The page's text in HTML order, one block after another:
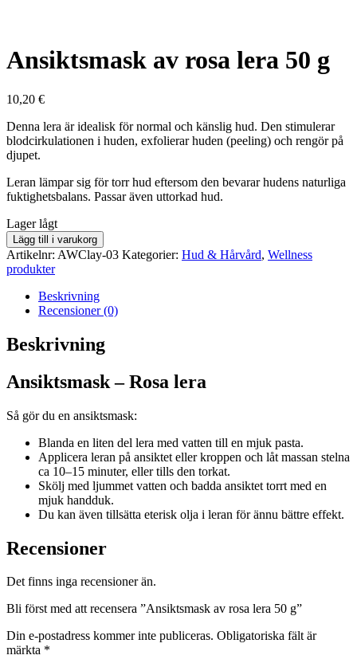
Ansiktsmask av rosa lera 50 g
10,20 €
Denna lera är idealisk för normal och känslig hud. Den stimulerar
blodcirkulationen i huden, exfolierar huden (peeling) och rengör på
djupet.
Leran lämpar sig för torr hud eftersom den bevarar hudens naturliga
fuktighetsbalans. Passar även uttorkad hud.
lager
saldo
Lager lågt
Ansiktsmask
av
rosa
lera
Lägg till i varukorg
Artikelnr: AWClay-03 Kategorier: Hud & Hårvård, Wellness
produkter
Beskrivning
Recensioner (0)
Beskrivning
Ansiktsmask – Rosa lera
Så gör du en ansiktsmask:
Blanda en liten del lera med vatten till en mjuk pasta.
Applicera leran på ansiktet eller kroppen och låt massan stelna
ca 10–15 minuter, eller tills den torkat.
Skölj med ljummet vatten och badda ansiktet torrt med en
mjuk handduk.
Du kan även tillsätta eterisk olja i leran för ännu bättre effekt.
Recensioner
Det finns inga recensioner än.
Bli först med att recensera ”Ansiktsmask av rosa lera 50 g”
Din e-postadress kommer inte publiceras. Obligatoriska fält är
märkta *